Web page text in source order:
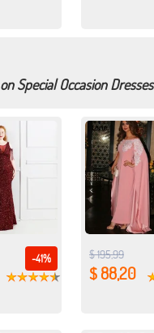
Special Occasion Dresses
-41% $ 195,99
$ 88,20